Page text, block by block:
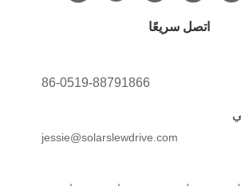
اتصل سريعًا
86-0519-88791866
jessie@solarslewdrive.com